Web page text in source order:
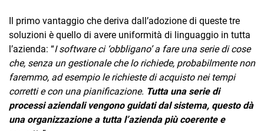
Il primo vantaggio che deriva dall’adozione di queste tre
soluzioni è quello di avere uniformità di linguaggio in tutta
l’azienda: “I software ci ‘obbligano’ a fare una serie di cose
che, senza un gestionale che lo richiede, probabilmente non
faremmo, ad esempio le richieste di acquisto nei tempi
corretti e con una pianificazione. Tutta una serie di
processi aziendali vengono guidati dal sistema, questo dà
una organizzazione a tutta l’azienda più coerente e